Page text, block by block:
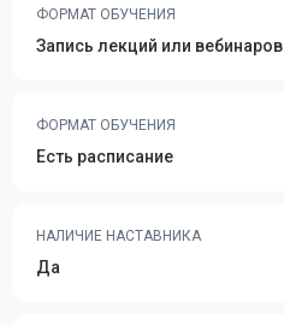
ФОРМАТ ОБУЧЕНИЯ
Запись лекций или вебинаров
ФОРМАТ ОБУЧЕНИЯ
Есть расписание
НАЛИЧИЕ НАСТАВНИКА
Да